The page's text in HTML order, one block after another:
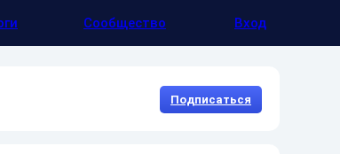
Сообщество Вход
Подписаться